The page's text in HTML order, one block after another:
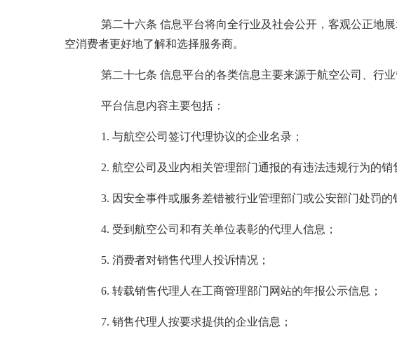
第二十六条 信息平台将向全行业及社会公开，客观公正地展
空消费者更好地了解和选择服务商。
第二十七条 信息平台的各类信息主要来源于航空公司、行业管
平台信息内容主要包括：
1. 与航空公司签订代理协议的企业名录；
2. 航空公司及业内相关管理部门通报的有违法违规行为的销售
3. 因安全事件或服务差错被行业管理部门或公安部门处罚的销
4. 受到航空公司和有关单位表彰的代理人信息；
5. 消费者对销售代理人投诉情况；
6. 转载销售代理人在工商管理部门网站的年报公示信息；
7. 销售代理人按要求提供的企业信息；